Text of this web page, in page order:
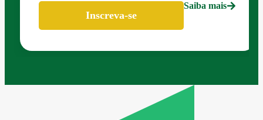
Inscreva-se
Saiba mais